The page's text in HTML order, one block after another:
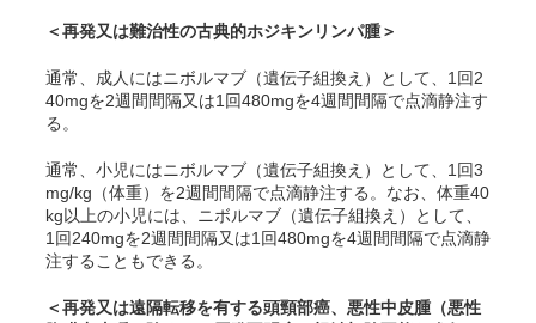
＜再発又は難治性の古典的ホジキンリンパ腫＞
通常、成人にはニボルマブ（遺伝子組換え）として、1回2
40mgを2週間間隔又は1回480mgを4週間間隔で点滴静注す
る。
通常、小児にはニボルマブ（遺伝子組換え）として、1回3
mg/kg（体重）を2週間間隔で点滴静注する。なお、体重40
kg以上の小児には、ニボルマブ（遺伝子組換え）として、
1回240mgを2週間間隔又は1回480mgを4週間間隔で点滴静
注することもできる。
＜再発又は遠隔転移を有する頭頸部癌、悪性中皮腫（悪性